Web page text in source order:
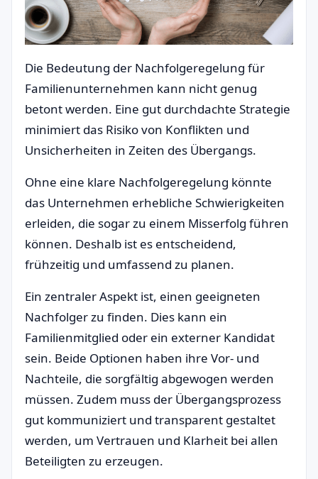
Die Bedeutung der Nachfolgeregelung für
Familienunternehmen kann nicht genug
betont werden. Eine gut durchdachte Strategie
minimiert das Risiko von Konflikten und
Unsicherheiten in Zeiten des Übergangs.
Ohne eine klare Nachfolgeregelung könnte
das Unternehmen erhebliche Schwierigkeiten
erleiden, die sogar zu einem Misserfolg führen
können. Deshalb ist es entscheidend,
frühzeitig und umfassend zu planen.
Ein zentraler Aspekt ist, einen geeigneten
Nachfolger zu finden. Dies kann ein
Familienmitglied oder ein externer Kandidat
sein. Beide Optionen haben ihre Vor- und
Nachteile, die sorgfältig abgewogen werden
müssen. Zudem muss der Übergangsprozess
gut kommuniziert und transparent gestaltet
werden, um Vertrauen und Klarheit bei allen
Beteiligten zu erzeugen.